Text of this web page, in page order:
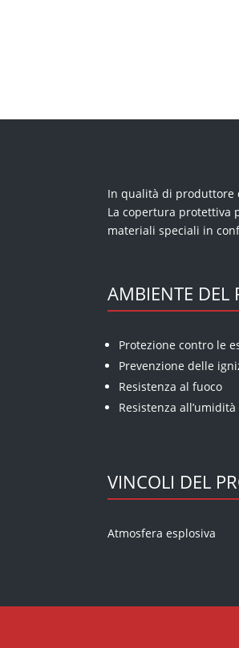
In qualità di produttore
La copertura protettiva
materiali speciali in
AMBIENTE DEL
Protezione contro le
Prevenzione delle
Resistenza al fuoco
Resistenza
VINCOLI DEL
Atmosfera esplosiva